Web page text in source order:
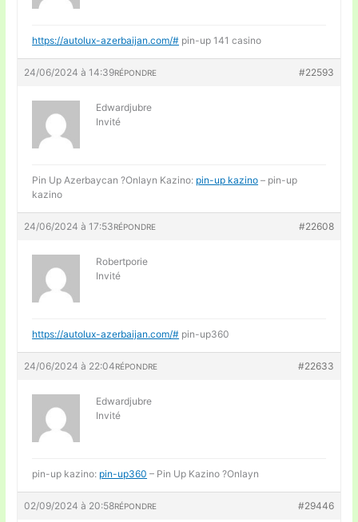
https://autolux-azerbaijan.com/# pin-up 141 casino
24/06/2024 à 14:39 #22593
RÉPONDRE
Edwardjubre
Invité
Pin Up Azerbaycan ?Onlayn Kazino: pin-up kazino – pin-up
kazino
24/06/2024 à 17:53 #22608
RÉPONDRE
Robertporie
Invité
https://autolux-azerbaijan.com/# pin-up360
24/06/2024 à 22:04 #22633
RÉPONDRE
Edwardjubre
Invité
pin-up kazino: pin-up360 – Pin Up Kazino ?Onlayn
02/09/2024 à 20:58 #29446
RÉPONDRE